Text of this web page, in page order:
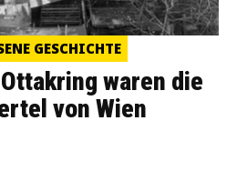
GESCHICHTE
waren die
von Wien